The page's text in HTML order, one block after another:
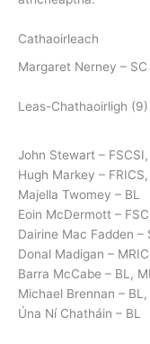
Cathaoirleach
Margaret Nerney – SC
Leas-Chathaoirligh (9)
John Stewart –
Hugh Markey – FRICS,
Majella Twomey – BL
Eoin McDermott –
Dairine Mac Fadden –
Donal Madigan –
Barra McCabe – BL,
Michael Brennan – BL,
Úna Ní Chatháin – BL